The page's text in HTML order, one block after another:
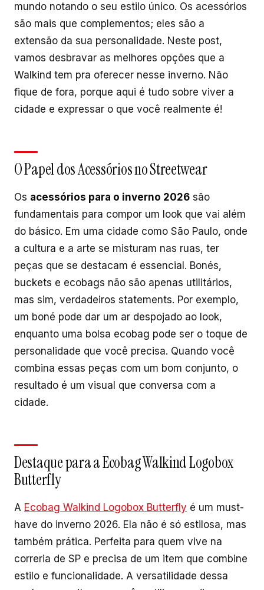
mundo notando o seu estilo único. Os acessórios
são mais que complementos; eles são a
extensão da sua personalidade. Neste post,
vamos desbravar as melhores opções que a
Walkind tem pra oferecer nesse inverno. Não
fique de fora, porque aqui é tudo sobre viver a
cidade e expressar o que você realmente é!
O Papel dos Acessórios no Streetwear
Os acessórios para o inverno 2026 são
fundamentais para compor um look que vai além
do básico. Em uma cidade como São Paulo, onde
a cultura e a arte se misturam nas ruas, ter
peças que se destacam é essencial. Bonés,
buckets e ecobags não são apenas utilitários,
mas sim, verdadeiros statements. Por exemplo,
um boné pode dar um ar despojado ao look,
enquanto uma bolsa ecobag pode ser o toque de
personalidade que você precisa. Quando você
combina essas peças com um bom conjunto, o
resultado é um visual que conversa com a
cidade.
Destaque para a Ecobag Walkind Logobox
Butterfly
A Ecobag Walkind Logobox Butterfly é um must-
have do inverno 2026. Ela não é só estilosa, mas
também prática. Perfeita para quem vive na
correria de SP e precisa de um item que combine
estilo e funcionalidade. A versatilidade dessa